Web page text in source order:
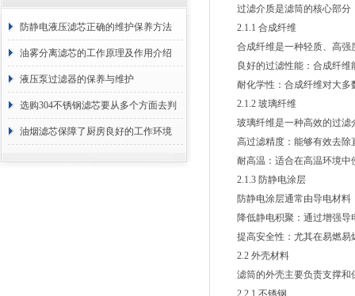
防静电液压滤芯正确的维护保养方法
油雾分离滤芯的工作原理及作用介绍
液压泵过滤器的保养与维护
选购304不锈钢滤芯要从多个方面去判
断
油烟滤芯保障了厨房良好的工作环境
过滤介质是滤筒的核心部分
2.1.1 合成纤维
合成纤维是一种轻质、高强
良好的过滤性能：合成纤维
耐化学性：合成纤维对大多
2.1.2 玻璃纤维
玻璃纤维是一种高效的过滤
高过滤精度：能够有效去除
耐高温：适合在高温环境中
2.1.3 防静电涂层
防静电涂层通常由导电材料
降低静电积聚：通过增强导
提高安全性：尤其在易燃易
2.2 外壳材料
滤筒的外壳主要负责支撑和
2.2.1 不锈钢